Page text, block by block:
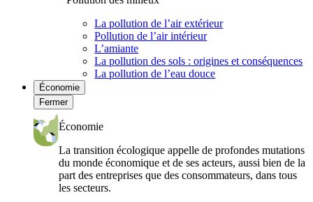
La pollution de l’air extérieur
Pollution de l’air intérieur
L’amiante
La pollution des sols : origines et conséquences
La pollution de l’eau douce
Économie
Fermer
Économie
La transition écologique appelle de profondes mutations
du monde économique et de ses acteurs, aussi bien de la
part des entreprises que des consommateurs, dans tous
les secteurs.